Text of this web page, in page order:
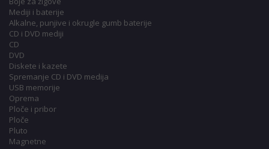
Mediji i baterije
Alkalne, punjive i okrugle gumb baterije
CD i DVD mediji
CD
DVD
Diskete i kazete
Spremanje CD i DVD medija
USB memorije
Oprema
Ploče i pribor
Ploče
Pluto
Magnetne